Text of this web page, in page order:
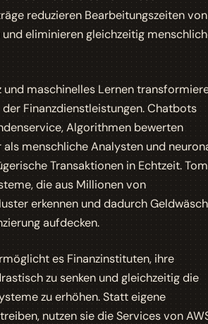
reduzieren Bearbeitungszeiten von
eliminieren gleichzeitig
und maschinelles Lernen
Finanzdienstleistungen. Chatbots
Algorithmen bewerten
als menschliche Analysten und
Transaktionen in Echtzeit. Tom
die aus Millionen von
erkennen und dadurch
aufdecken.
es Finanzinstituten, ihre
zu senken und gleichzeitig die
zu erhöhen. Statt eigene
nutzen sie die Services von